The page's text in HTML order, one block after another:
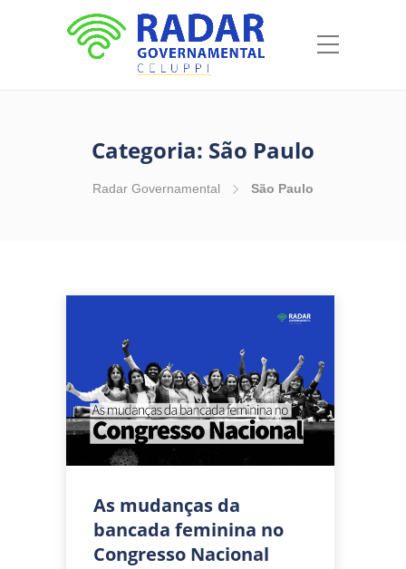
Categoria: São Paulo
Radar Governamental São Paulo
As mudanças da
bancada feminina no
Congresso Nacional